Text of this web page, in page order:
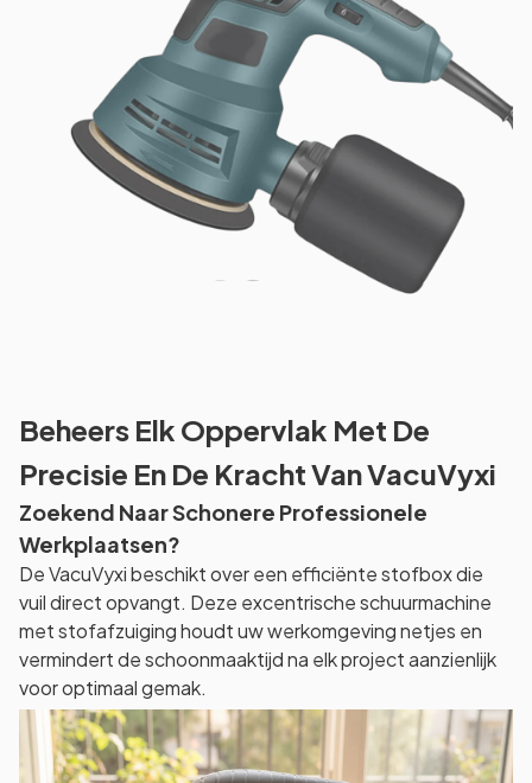
Beheers Elk Oppervlak Met De
Precisie En De Kracht Van VacuVyxi
Zoekend Naar Schonere Professionele
Werkplaatsen?
De VacuVyxi beschikt over een efficiënte stofbox die
vuil direct opvangt. Deze excentrische schuurmachine
met stofafzuiging houdt uw werkomgeving netjes en
vermindert de schoonmaaktijd na elk project aanzienlijk
voor optimaal gemak.